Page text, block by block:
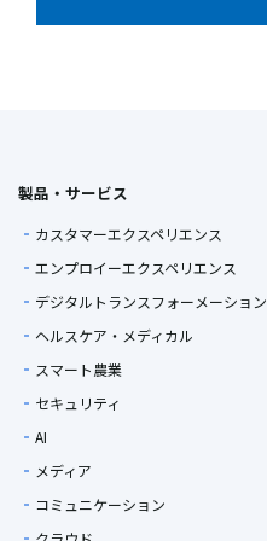
製品・サービス
カスタマーエクスペリエンス
エンプロイーエクスペリエンス
デジタルトランスフォーメーション
ヘルスケア・メディカル
スマート農業
セキュリティ
AI
メディア
コミュニケーション